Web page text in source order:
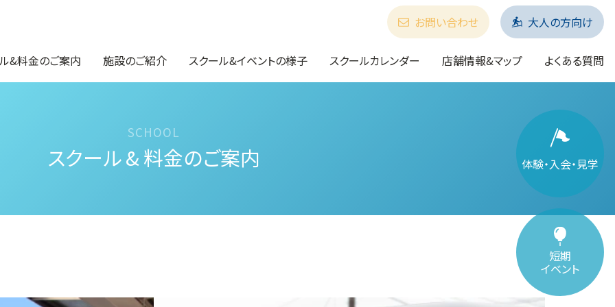
&料金のご案内 施設のご紹介 スクール&イベントの様子 スクールカレンダー 店舗情報&マップ よくある質問
お問い合わせ 大人の方向け
スクール & 料金のご案内 体験・入会・見学
短期
イベント